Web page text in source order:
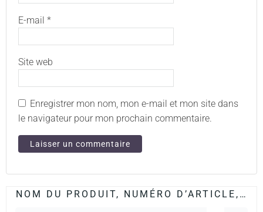
E-mail *
Site web
Enregistrer mon nom, mon e-mail et mon site dans
le navigateur pour mon prochain commentaire.
NOM DU PRODUIT, NUMÉRO D’ARTICLE,…